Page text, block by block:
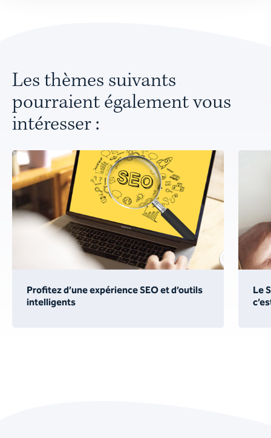
Les thèmes suivants
pourraient également vous
intéresser :
Profitez d’une expérience SEO et d’outils
intelligents
Le